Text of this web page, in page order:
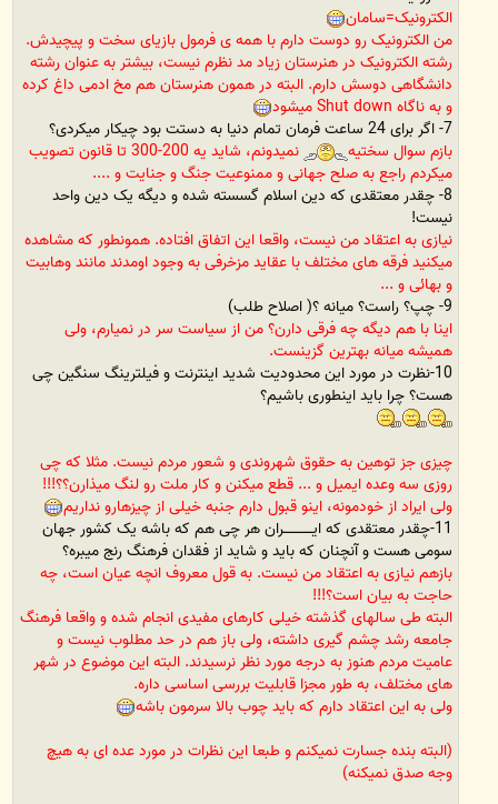
الکترونیک=سامان
من الکترونیک رو دوست دارم با همه ی فرمول بازیای سخت و پیچیدش.
رشته الکترونیک در هنرستان زیاد مد نظرم نیست، بیشتر به عنوان رشته
دانشگاهی دوسش دارم. البته در همون هنرستان هم مخ ادمی داغ کرده
و به ناگاه Shut down میشود
7- اگر برای 24 ساعت فرمان تمام دنیا به دستت بود چیکار میکردی؟
بازم سوال سختیه
نمیدونم، شاید یه 200-300 تا قانون تصویب
میکردم راجع به صلح جهانی و ممنوعیت جنگ و جنایت و ....
8- چقدر معتقدی که دین اسلام گسسته شده و دیگه یک دین واحد
نیست!
نیازی به اعتقاد من نیست، واقعا این اتفاق افتاده. همونطور که مشاهده
میکنید فرقه های مختلف با عقاید مزخرفی به وجود اومدند مانند وهابیت
و بهائی و ...
9- چپ؟ راست؟ میانه ؟( اصلاح طلب)
اینا با هم دیگه چه فرقی دارن؟ من از سیاست سر در نمیارم، ولی
همیشه میانه بهترین گزینست.
10-نظرت در مورد این محدودیت شدید اینترنت و فیلترینگ سنگین چی
هست؟ چرا باید اینطوری باشیم؟
چیزی جز توهین به حقوق شهروندی و شعور مردم نیست. مثلا که چی
روزی سه وعده ایمیل و ... قطع میکنن و کار ملت رو لنگ میذارن؟؟!!!
ولی ایراد از خودمونه، اینو قبول دارم جنبه خیلی از چیزهارو نداریم
11-چقدر معتقدی که ایـــــــــــــران هر چی هم که باشه یک کشور جهان
سومی هست و آنچنان که باید و شاید از فقدان فرهنگ رنج میبره؟
بازهم نیازی به اعتقاد من نیست. به قول معروف انچه عیان است، چه
حاجت به بیان است؟!!!
البته طی سالهای گذشته خیلی کارهای مفیدی انجام شده و واقعا فرهنگ
جامعه رشد چشم گیری داشته، ولی باز هم در حد مطلوب نیست و
عامیت مردم هنوز به درجه مورد نظر نرسیدند. البته این موضوع در شهر
های مختلف، به طور مجزا قابلیت بررسی اساسی داره.
ولی به این اعتقاد دارم که باید چوب بالا سرمون باشه
(البته بنده جسارت نمیکنم و طبعا این نظرات در مورد عده ای به هیچ
وجه صدق نمیکنه)